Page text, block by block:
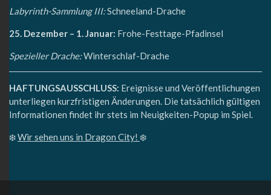
Labyrinth-Sammlung III:Schneeland-Drache
25. Dezember – 1. Januar: Frohe-Festtage-Pfadinsel
Spezieller Drache:Winterschlaf-Drache
HAFTUNGSAUSSCHLUSS: Ereignisse und Veröffentlichungen
unterliegen kurzfristigen Änderungen. Die tatsächlich gültigen
Informationen findet ihr stets im Neuigkeiten-Popup im Spiel.
❄️Wir sehen uns in Dragon City! ❄️